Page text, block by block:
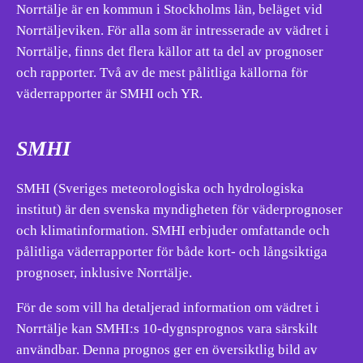
Norrtälje är en kommun i Stockholms län, beläget vid
Norrtäljeviken. För alla som är intresserade av vädret i
Norrtälje, finns det flera källor att ta del av prognoser
och rapporter. Två av de mest pålitliga källorna för
väderrapporter är SMHI och YR.
SMHI
SMHI (Sveriges meteorologiska och hydrologiska
institut) är den svenska myndigheten för väderprognoser
och klimatinformation. SMHI erbjuder omfattande och
pålitliga väderrapporter för både kort- och långsiktiga
prognoser, inklusive Norrtälje.
För de som vill ha detaljerad information om vädret i
Norrtälje kan SMHI:s 10-dygnsprognos vara särskilt
användbar. Denna prognos ger en översiktlig bild av